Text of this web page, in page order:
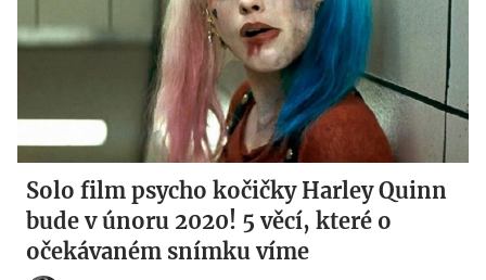
Solo film psycho kočičky Harley Quinn
bude v únoru 2020! 5 věcí, které o
očekávaném snímku víme